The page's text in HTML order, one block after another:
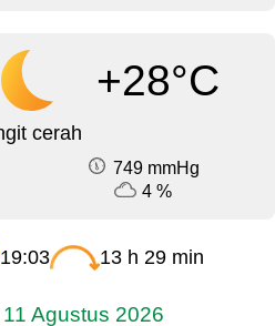
+28°C
cerah
749 mmHg
4 %
19:03 13 h 29 min
Agustus 2026